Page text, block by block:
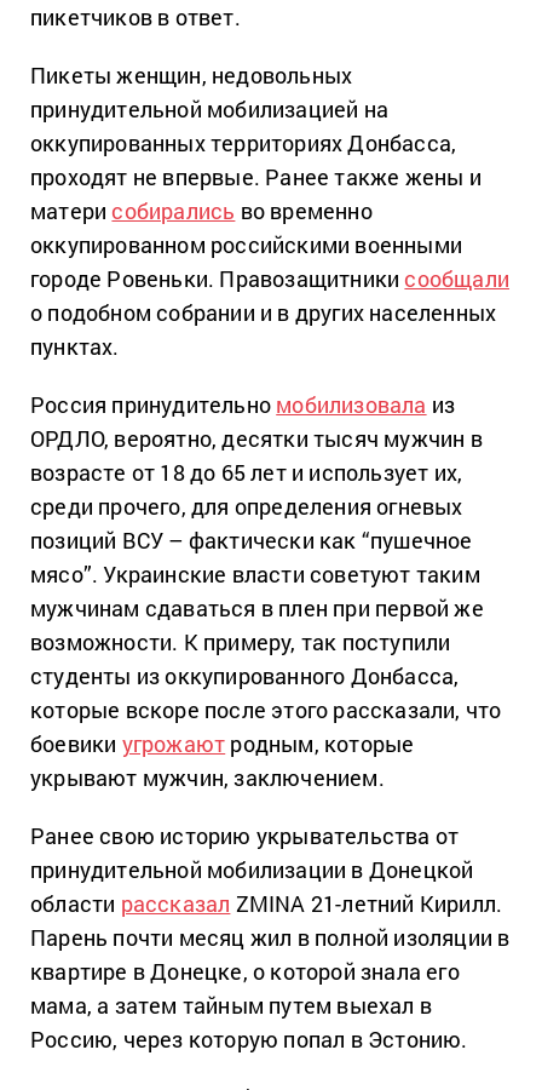
пикетчиков в ответ.
Пикеты женщин, недовольных
принудительной мобилизацией на
оккупированных территориях Донбасса,
проходят не впервые. Ранее также жены и
матери собирались во временно
оккупированном российскими военными
городе Ровеньки. Правозащитники сообщали
о подобном собрании и в других населенных
пунктах.
Россия принудительно мобилизовала из
ОРДЛО, вероятно, десятки тысяч мужчин в
возрасте от 18 до 65 лет и использует их,
среди прочего, для определения огневых
позиций ВСУ – фактически как “пушечное
мясо”. Украинские власти советуют таким
мужчинам сдаваться в плен при первой же
возможности. К примеру, так поступили
студенты из оккупированного Донбасса,
которые вскоре после этого рассказали, что
боевики угрожают родным, которые
укрывают мужчин, заключением.
Ранее свою историю укрывательства от
принудительной мобилизации в Донецкой
области рассказал ZMINA 21-летний Кирилл.
Парень почти месяц жил в полной изоляции в
квартире в Донецке, о которой знала его
мама, а затем тайным путем выехал в
Россию, через которую попал в Эстонию.